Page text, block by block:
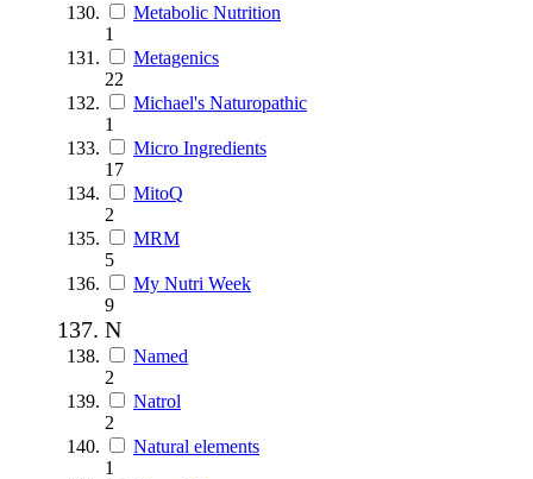
Metabolic Nutrition
1
Metagenics
22
Michael's Naturopathic
1
Micro Ingredients
17
MitoQ
2
MRM
5
My Nutri Week
9
N
Named
2
Natrol
2
Natural elements
1